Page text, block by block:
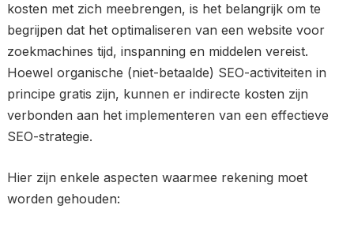
kosten met zich meebrengen, is het belangrijk om te
begrijpen dat het optimaliseren van een website voor
zoekmachines tijd, inspanning en middelen vereist.
Hoewel organische (niet-betaalde) SEO-activiteiten in
principe gratis zijn, kunnen er indirecte kosten zijn
verbonden aan het implementeren van een effectieve
SEO-strategie.
Hier zijn enkele aspecten waarmee rekening moet
worden gehouden: